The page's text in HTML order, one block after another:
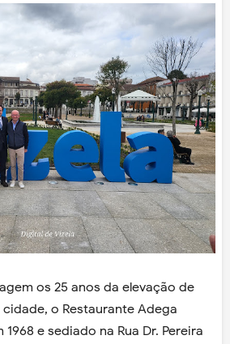
os 25 anos da elevação de
o Restaurante Adega
e sediado na Rua Dr. Pereira